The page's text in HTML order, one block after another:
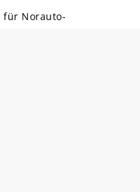
für Norauto-